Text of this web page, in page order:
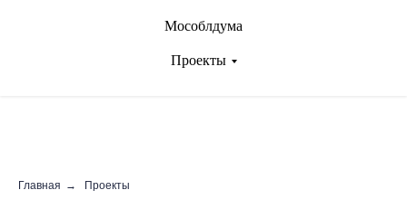
Мособлдума
Проекты
Главная → Проекты